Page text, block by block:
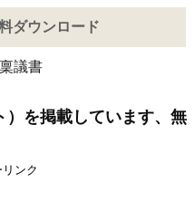
ダウンロード
議書
を掲載しています、無
ンク